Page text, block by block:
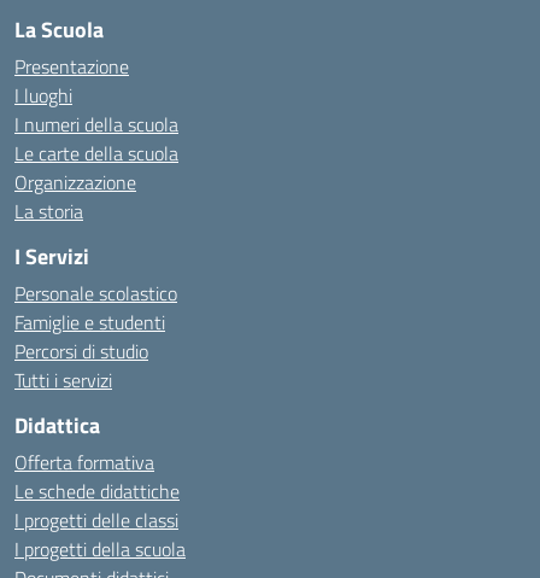
La Scuola
Presentazione
I luoghi
I numeri della scuola
Le carte della scuola
Organizzazione
La storia
I Servizi
Personale scolastico
Famiglie e studenti
Percorsi di studio
Tutti i servizi
Didattica
Offerta formativa
Le schede didattiche
I progetti delle classi
I progetti della scuola